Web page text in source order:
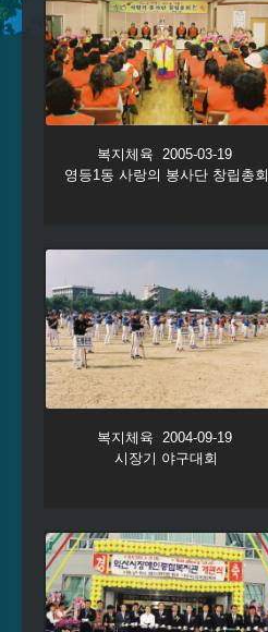
복지체육 2005-03-19
영등1동 사랑의 봉사단 창립총회
복지체육 2004-09-19
시장기 야구대회